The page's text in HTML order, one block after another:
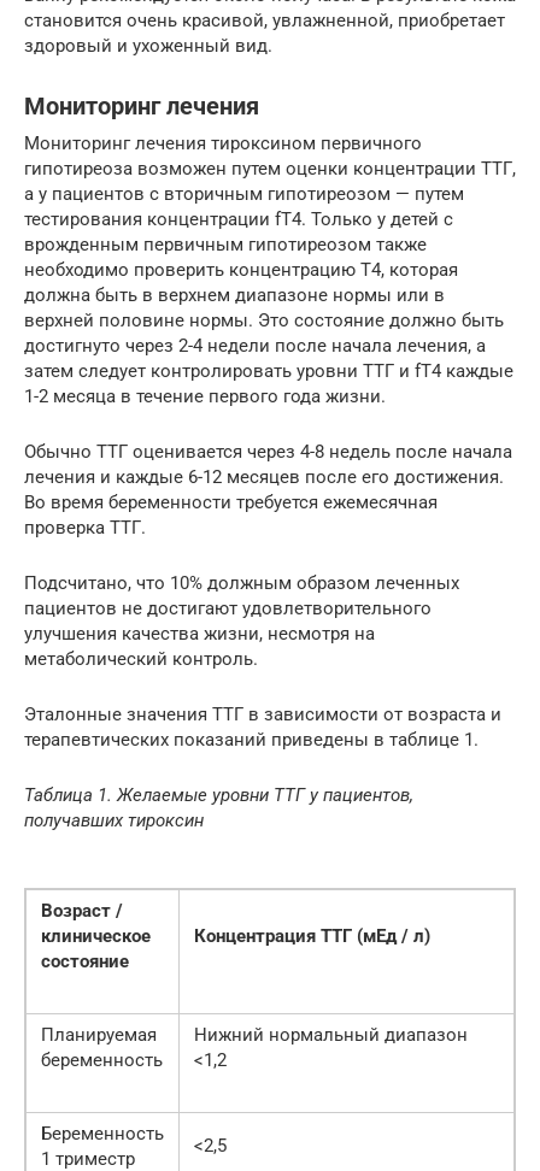
становится очень красивой, увлажненной, приобретает
здоровый и ухоженный вид.
Мониторинг лечения
Мониторинг лечения тироксином первичного
гипотиреоза возможен путем оценки концентрации ТТГ,
а у пациентов с вторичным гипотиреозом — путем
тестирования концентрации fT4. Только у детей с
врожденным первичным гипотиреозом также
необходимо проверить концентрацию Т4, которая
должна быть в верхнем диапазоне нормы или в
верхней половине нормы. Это состояние должно быть
достигнуто через 2-4 недели после начала лечения, а
затем следует контролировать уровни ТТГ и fT4 каждые
1-2 месяца в течение первого года жизни.
Обычно ТТГ оценивается через 4-8 недель после начала
лечения и каждые 6-12 месяцев после его достижения.
Во время беременности требуется ежемесячная
проверка ТТГ.
Подсчитано, что 10% должным образом леченных
пациентов не достигают удовлетворительного
улучшения качества жизни, несмотря на
метаболический контроль.
Эталонные значения ТТГ в зависимости от возраста и
терапевтических показаний приведены в таблице 1.
Таблица 1. Желаемые уровни ТТГ у пациентов,
получавших тироксин
Возраст /
клиническое
состояние
Концентрация ТТГ (мЕд / л)
Планируемая
беременность
Нижний нормальный диапазон
<1,2
Беременность
1 триместр
<2,5